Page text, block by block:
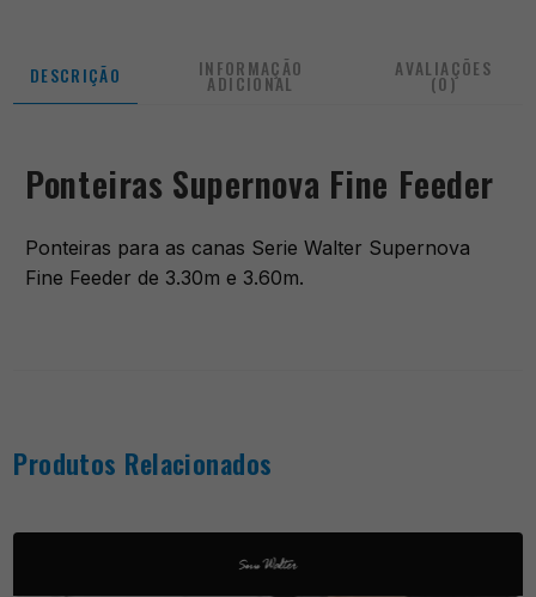
DESCRIÇÃO INFORMAÇÃO
ADICIONAL
AVALIAÇÕES
(0)
Ponteiras Supernova Fine Feeder
Ponteiras para as canas Serie Walter Supernova
Fine Feeder de 3.30m e 3.60m.
Produtos Relacionados